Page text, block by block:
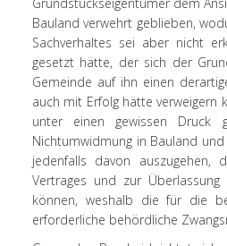
Bauland verwehrt geblieben,
Sachverhaltes sei aber nicht
gesetzt hätte, der sich der
Gemeinde auf ihn einen
auch mit Erfolg hätte verweigern
unter einen gewissen Druck
Nichtumwidmung in Bauland
jedenfalls davon auszugehen,
Vertrages und zur
können, weshalb die für die
erforderliche behördliche